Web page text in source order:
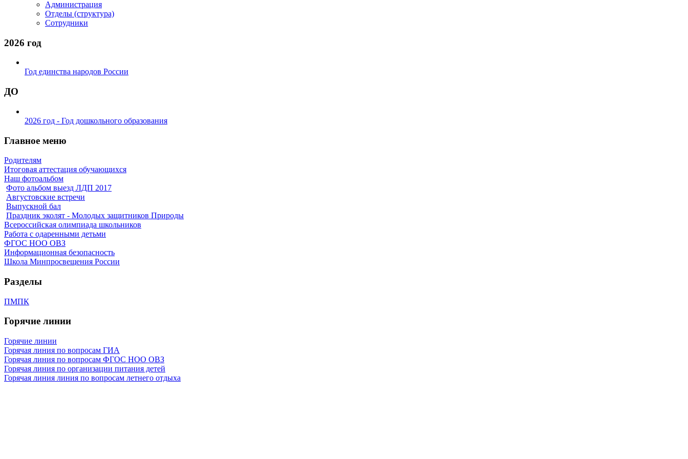
Администрация
Отделы (структура)
Сотрудники
2026 год
Год единства народов России
ДО
2026 год - Год дошкольного образования
Главное меню
Родителям
Итоговая аттестация обучающихся
Наш фотоальбом
Фото альбом выезд ЛДП 2017
Августовские встречи
Выпускной бал
Праздник эколят - Молодых защитников Природы
Всероссийская олимпиада школьников
Работа с одаренными детьми
ФГОС НОО ОВЗ
Информационная безопасность
Школа Минпросвещения России
Разделы
ПМПК
Горячие линии
Горячие линии
Горячая линия по вопросам ГИА
Горячая линия по вопросам ФГОС НОО ОВЗ
Горячая линия по организации питания детей
Горячая линия линия по вопросам летнего отдыха